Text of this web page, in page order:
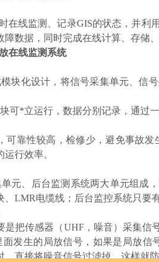
在线监测、记录GIS的状态，并
障数据，同时完成在线计算、存储
在线监测系统
模块化设计，将信号采集单元、
块可*立运行，数据分别记录，通
可靠性较高，检修少，避免事故
行效率。
元、后台监测系统两大单元组成
LMR电缆线；后台监控系统只要
是把传感器（UHF，噪音）采集信
面发生的局放信号，如果是局放
直接将噪音信号过滤掉，这样就